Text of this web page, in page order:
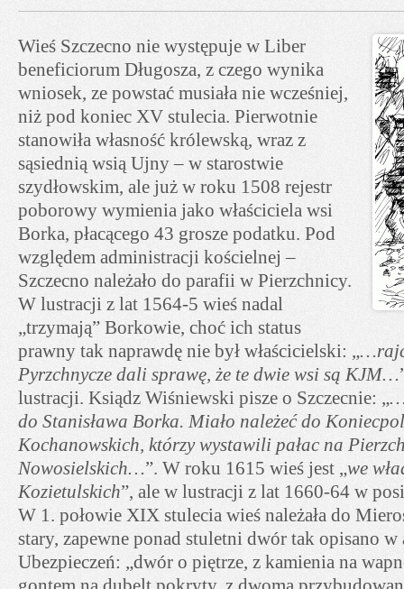
Wieś Szczecno nie występuje w Liber
beneficiorum Długosza, z czego wynika
wniosek, ze powstać musiała nie wcześniej,
niż pod koniec XV stulecia. Pierwotnie
stanowiła własność królewską, wraz z
sąsiednią wsią Ujny – w starostwie
szydłowskim, ale już w roku 1508 rejestr
poborowy wymienia jako właściciela wsi
Borka, płacącego 43 grosze podatku. Pod
względem administracji kościelnej –
Szczecno należało do parafii w Pierzchnicy.
W lustracji z lat 1564-5 wieś nadal
„trzymają” Borkowie, choć ich status
prawny tak naprawdę nie był właścicielski: „
Pyrzchnycze dali sprawę, że te dwie wsi są KJM…
lustracji. Ksiądz Wiśniewski pisze o Szczecnie: „
do Stanisława Borka. Miało należeć do
Kochanowskich, którzy wystawili pałac na
Nowosielskich…”. W roku 1615 wieś jest „we
Kozietulskich”, ale w lustracji z lat 1660-64 w
W 1. połowie XIX stulecia wieś należała do
stary, zapewne ponad stuletni dwór tak opisano
Ubezpieczeń: „dwór o piętrze, z kamienia na